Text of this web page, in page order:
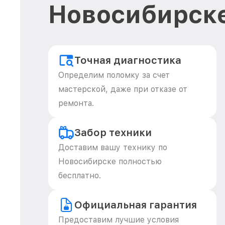
Точная диагностика
Определим поломку за счет
мастерской, даже при отказе от
ремонта.
Забор техники
Доставим вашу технику по
Новосибирске полностью
бесплатно.
Официальная гарантия
Предоставим лучшие условия